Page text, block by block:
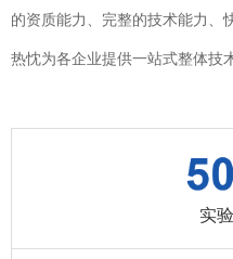
的资质能力、完整的技术能力、
热忱为各企业提供一站式整体技
实